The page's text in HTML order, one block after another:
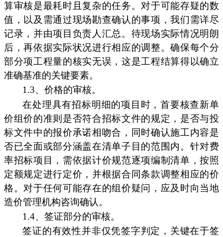
算审核是最耗时且复杂的任务。对于可能存疑的数
值，以及需通过现场勘查确认的事项，我们需详尽
记录，并由项目负责人汇总。待现场实际情况明朗
后，再依据实际状况进行相应的调整。确保每个分
部分项工程量的核实无误，这是工程结算得以确立
准确基准的关键要素。
1.3、价格的审核。
在处理具有招标明细的项目时，首要核查新单
价组价的准则是否符合招标文件的规定，是否与投
标文件中的报价承诺相吻合，同时确认施工内容是
否已全面或部分涵盖在清单子目的范围内。针对费
率招标项目，需依据计价规范逐项编制清单，按照
定额规定进行定价，并根据合同条款调整相应的价
格。对于任何可能存在的组价疑问，应及时向当地
造价管理机构咨询确认。
1.4、签证部分的审核。
签证的有效性并非仅凭签字判定，关键在于签